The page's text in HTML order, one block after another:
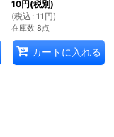
10円(税別)
(税込 : 11 円)
在庫数 8点
カートに入れる